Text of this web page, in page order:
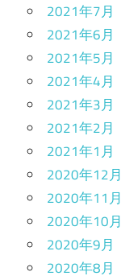
2021年7月
2021年6月
2021年5月
2021年4月
2021年3月
2021年2月
2021年1月
2020年12月
2020年11月
2020年10月
2020年9月
2020年8月